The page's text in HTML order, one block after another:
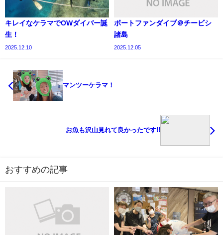
キレイなケラマでOWダイバー誕
生！
2025.12.10
ボートファンダイブ＠チービシ
諸島
2025.12.05
マンツーケラマ！
お魚も沢山見れて良かったです!!
おすすめの記事